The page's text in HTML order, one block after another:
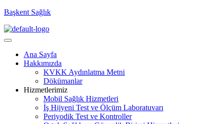
Başkent Sağlık
Ana Sayfa
Hakkımızda
KVKK Aydınlatma Metni
Dökümanlar
Hizmetlerimiz
Mobil Sağlık Hizmetleri
İş Hijyeni Test ve Ölçüm Laboratuvarı
Periyodik Test ve Kontroller